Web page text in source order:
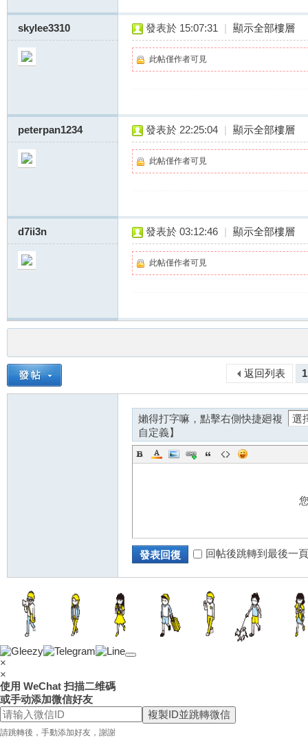
推
skylee3310 發表於 15:07:31 | 顯示全部樓層
此帖僅作者可見
peterpan1234 發表於 22:25:04 | 顯示全部樓層
此帖僅作者可見
d7ii3n 發表於 03:12:46 | 顯示全部樓層
此帖僅作者可見
1
返回列表
嬾得打字嘛，點擊右側快捷廻複
自定義】
發表回復 回帖後跳轉到最後一頁
×
×
使用 WeChat 扫描二维碼
或手动添加微信好友
複製ID並跳轉微信
請跳轉後，手動添加好友，謝謝